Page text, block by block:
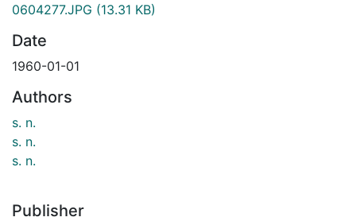
0604277.JPG (13.31 KB)
Date
1960-01-01
Authors
s. n.
s. n.
s. n.
Publisher